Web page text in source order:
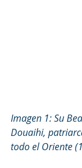
Imagen 1: Su
Douaihi,
todo el Oriente